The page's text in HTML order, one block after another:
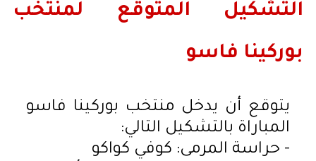
التشكيل المتوقع لمنتخب
بوركينا فاسو
يتوقع أن يدخل منتخب بوركينا فاسو
المباراة بالتشكيل التالي:
- حراسة المرمى: كوفي كواكو